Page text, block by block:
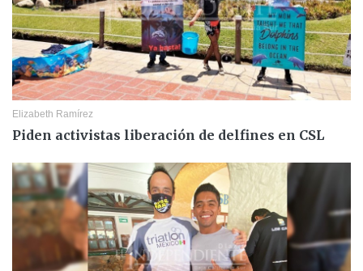
Elizabeth Ramírez
Piden activistas liberación de delfines en CSL